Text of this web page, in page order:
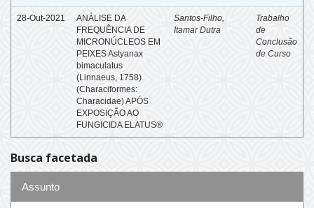
28-Out-2021
ANÁLISE DA
FREQUÊNCIA DE
MICRONÚCLEOS EM
PEIXES Astyanax
bimaculatus
(Linnaeus, 1758)
(Characiformes:
Characidae) APÓS
EXPOSIÇÃO AO
FUNGICIDA ELATUS®
Santos-Filho,
Itamar Dutra
Trabalho
de
Conclusão
de Curso
Busca facetada
Assunto